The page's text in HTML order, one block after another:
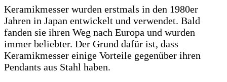
Keramikmesser wurden erstmals in den 1980er
Jahren in Japan entwickelt und verwendet. Bald
fanden sie ihren Weg nach Europa und wurden
immer beliebter. Der Grund dafür ist, dass
Keramikmesser einige Vorteile gegenüber ihren
Pendants aus Stahl haben.